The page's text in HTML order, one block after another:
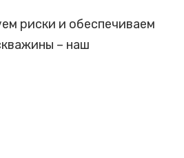
риски и обеспечиваем
– наш